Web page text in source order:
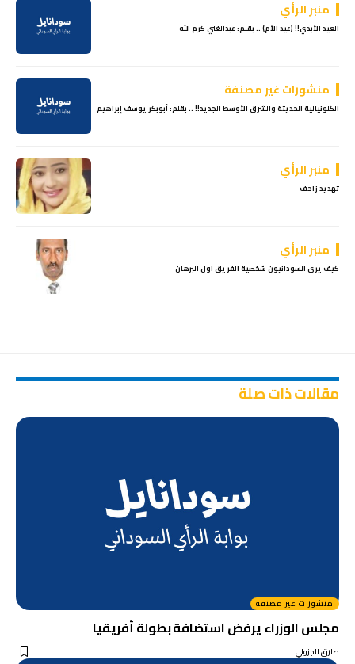
منبر الرأي
العيد الأبدي!! (عيد الأم) .. بقلم: عبدالغني كرم الله
منشورات غير مصنفة
الكلونيالية الحديثة والشرق الأوسط الجديد!! .. بقلم: أبوبكر يوسف إبراهيم
منبر الرأي
تهديد زاحف
منبر الرأي
كيف يرى السودانيون شخصية الفريق اول البرهان
مقالات ذات صلة
منشورات غير مصنفة
مجلس الوزراء يرفض استضافة بطولة أفريقيا
طارق الجزولي